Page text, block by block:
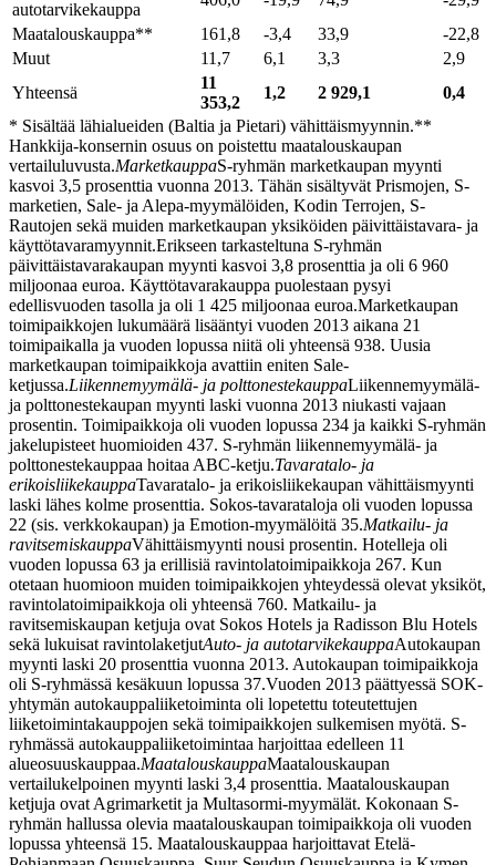
autotarvikekauppa
Maatalouskauppa**
161,8 -3,4 33,9
-22,8
Muut
11,7 6,1 3,3
2,9
Yhteensä
11
353,2
1,2 2 929,1
0,4
* Sisältää lähialueiden (Baltia ja Pietari) vähittäismyynnin.**
Hankkija-konsernin osuus on poistettu maatalouskaupan
vertailuluvusta.MarketkauppaS-ryhmän marketkaupan myynti
kasvoi 3,5 prosenttia vuonna 2013. Tähän sisältyvät Prismojen, S-
marketien, Sale- ja Alepa-myymälöiden, Kodin Terrojen, S-
Rautojen sekä muiden marketkaupan yksiköiden päivittäistavara- ja
käyttötavaramyynnit.Erikseen tarkasteltuna S-ryhmän
päivittäistavarakaupan myynti kasvoi 3,8 prosenttia ja oli 6 960
miljoonaa euroa. Käyttötavarakauppa puolestaan pysyi
edellisvuoden tasolla ja oli 1 425 miljoonaa euroa.Marketkaupan
toimipaikkojen lukumäärä lisääntyi vuoden 2013 aikana 21
toimipaikalla ja vuoden lopussa niitä oli yhteensä 938. Uusia
marketkaupan toimipaikkoja avattiin eniten Sale-
ketjussa.Liikennemyymälä- ja polttonestekauppaLiikennemyymälä-
ja polttonestekaupan myynti laski vuonna 2013 niukasti vajaan
prosentin. Toimipaikkoja oli vuoden lopussa 234 ja kaikki S-ryhmän
jakelupisteet huomioiden 437. S-ryhmän liikennemyymälä- ja
polttonestekauppaa hoitaa ABC-ketju.Tavaratalo- ja
erikoisliikekauppaTavaratalo- ja erikoisliikekaupan vähittäismyynti
laski lähes kolme prosenttia. Sokos-tavarataloja oli vuoden lopussa
22 (sis. verkkokaupan) ja Emotion-myymälöitä 35.Matkailu- ja
ravitsemiskauppaVähittäismyynti nousi prosentin. Hotelleja oli
vuoden lopussa 63 ja erillisiä ravintolatoimipaikkoja 267. Kun
otetaan huomioon muiden toimipaikkojen yhteydessä olevat yksiköt,
ravintolatoimipaikkoja oli yhteensä 760. Matkailu- ja
ravitsemiskaupan ketjuja ovat Sokos Hotels ja Radisson Blu Hotels
sekä lukuisat ravintolaketjutAuto- ja autotarvikekauppaAutokaupan
myynti laski 20 prosenttia vuonna 2013. Autokaupan toimipaikkoja
oli S-ryhmässä kesäkuun lopussa 37.Vuoden 2013 päättyessä SOK-
yhtymän autokauppaliiketoiminta oli lopetettu toteutettujen
liiketoimintakauppojen sekä toimipaikkojen sulkemisen myötä. S-
ryhmässä autokauppaliiketoimintaa harjoittaa edelleen 11
alueosuuskauppaa.MaatalouskauppaMaatalouskaupan
vertailukelpoinen myynti laski 3,4 prosenttia. Maatalouskaupan
ketjuja ovat Agrimarketit ja Multasormi-myymälät. Kokonaan S-
ryhmän hallussa olevia maatalouskaupan toimipaikkoja oli vuoden
lopussa yhteensä 15. Maatalouskauppaa harjoittavat Etelä-